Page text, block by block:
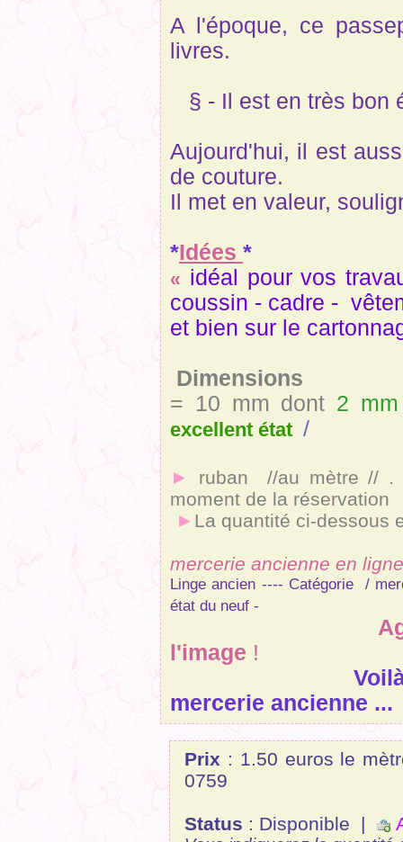
A l'époque, ce
livres.
§ - Il est en très bon
Aujourd'hui, il est
de couture.
Il met en valeur,
*Idées *
« idéal pour vos
coussin - cadre -
et bien sur le
Dimensions
= 10 mm dont 2
excellent état /
►
ruban //au mètre // .
moment de la réservation
► La quantité ci-dessous
mercerie ancienne en ligne
Linge ancien ---- Catégorie /
état du neuf -
Agrandir
l'image !
mercerie ancienne ...
Prix : 1.50 euros le
0759
Status : Disponible |